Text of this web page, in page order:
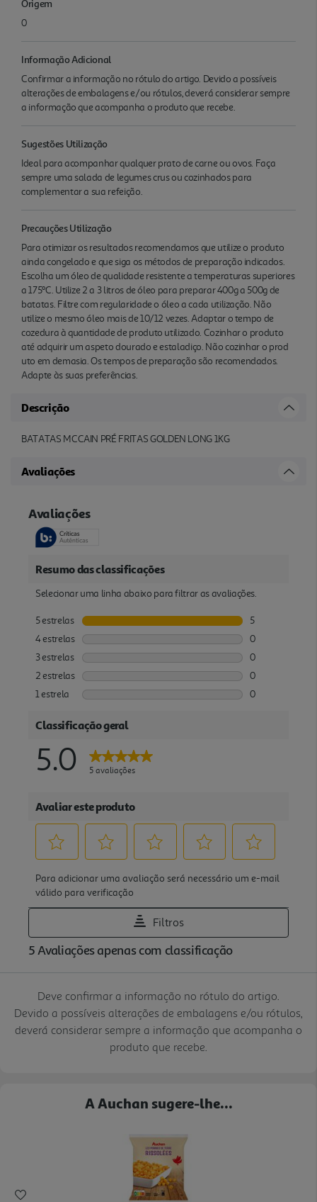
Origem
0
Informação Adicional
Confirmar a informação no rótulo do artigo. Devido a possíveis
alterações de embalagens e/ou rótulos, deverá considerar sempre
a informação que acompanha o produto que recebe.
Sugestões Utilização
Ideal para acompanhar qualquer prato de carne ou ovos. Faça
sempre uma salada de legumes crus ou cozinhados para
complementar a sua refeição.
Precauções Utilização
Para otimizar os resultados recomendamos que utilize o produto
ainda congelado e que siga os métodos de preparação indicados.
Escolha um óleo de qualidade resistente a temperaturas superiores
a 175ºC. Utilize 2 a 3 litros de óleo para preparar 400g a 500g de
batatas. Filtre com regularidade o óleo a cada utilização. Não
utilize o mesmo óleo mais de 10/12 vezes. Adaptar o tempo de
cozedura à quantidade de produto utilizado. Cozinhar o produto
até adquirir um aspeto dourado e estaladiço. Não cozinhar o prod
uto em demasia. Os tempos de preparação são recomendados.
Adapte às suas preferências.
Descrição
BATATAS MCCAIN PRÉ FRITAS GOLDEN LONG 1KG
Avaliações
Deve confirmar a informação no rótulo do artigo.
Devido a possíveis alterações de embalagens e/ou rótulos,
deverá considerar sempre a informação que acompanha o
produto que recebe.
A Auchan sugere-lhe...